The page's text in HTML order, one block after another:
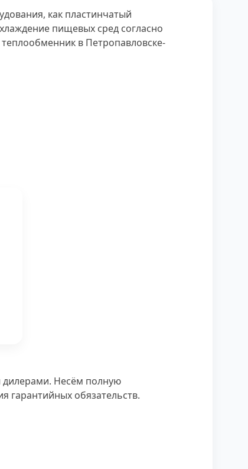
как пластинчатый
пищевых сред согласно
в Петропавловске-
Несём полную
гарантийных обязательств.